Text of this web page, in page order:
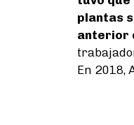
plantas
anterior
En 2018,